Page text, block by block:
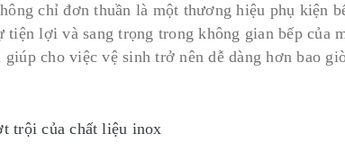
chỉ đơn thuần là một thương hiệu phụ kiện
tiện lợi và sang trọng trong không gian bếp của
giúp cho việc vệ sinh trở nên dễ dàng hơn bao
trội của chất liệu inox